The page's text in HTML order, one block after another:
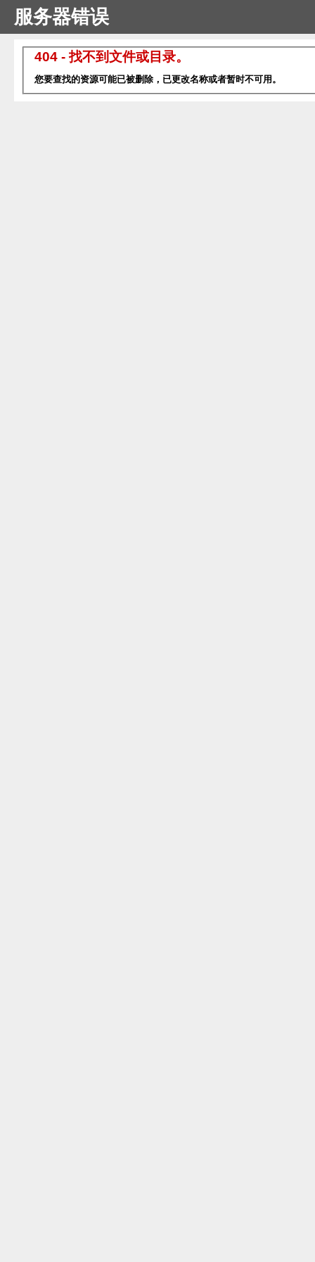
服务器错误
404 - 找不到文件或目录。
您要查找的资源可能已被删除，已更改名称或者暂时不可用。